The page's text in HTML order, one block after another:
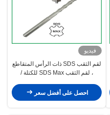
فيديو
لقم الثقب SDS ذات الرأس المتقاطع
، لقم الثقب SDS Max للكتلة /
احصل على أفضل سعر